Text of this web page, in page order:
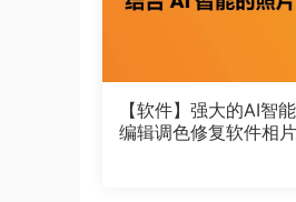
【软件】强大的AI智
编辑调色修复软件相